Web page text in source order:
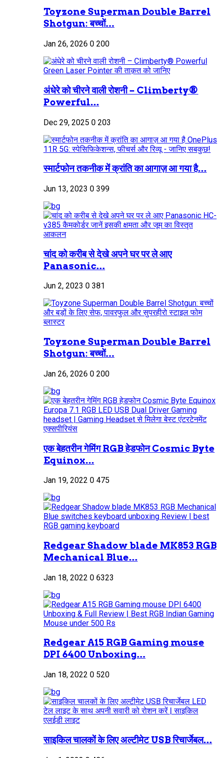
Toyzone Superman Double Barrel
Shotgun: बच्चों...
Jan 26, 2026 0 200
अंधेरे को चीरने वाली रोशनी – Climberty®
Powerful...
Dec 29, 2025 0 203
स्मार्टफोन तकनीक में क्रांति का आगाज़ आ गया है...
Jun 13, 2023 0 399
चांद को करीब से देखे अपने घर पर ले आए
Panasonic...
Jun 2, 2023 0 381
Toyzone Superman Double Barrel
Shotgun: बच्चों...
Jan 26, 2026 0 200
एक बेहतरीन गेमिंग RGB हेडफोन Cosmic Byte
Equinox...
Jan 19, 2022 0 475
Redgear Shadow blade MK853 RGB
Mechanical Blue...
Jan 18, 2022 0 6323
Redgear A15 RGB Gaming mouse
DPI 6400 Unboxing...
Jan 18, 2022 0 520
साइकिल चालकों के लिए अल्टीमेट USB रिचार्जेबल...